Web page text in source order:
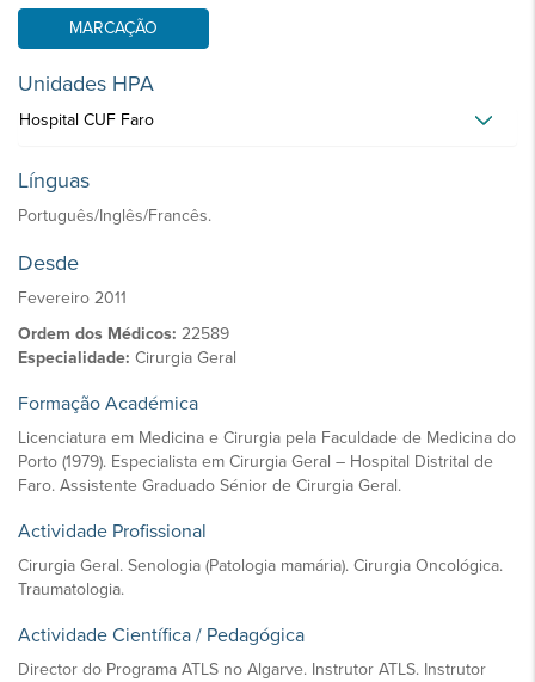
MARCAÇÃO
Unidades HPA
Hospital CUF Faro
Línguas
Português/Inglês/Francês.
Desde
Fevereiro 2011
Ordem dos Médicos: 22589
Especialidade: Cirurgia Geral
Formação Académica
Licenciatura em Medicina e Cirurgia pela Faculdade de Medicina do
Porto (1979). Especialista em Cirurgia Geral – Hospital Distrital de
Faro. Assistente Graduado Sénior de Cirurgia Geral.
Actividade Profissional
Cirurgia Geral. Senologia (Patologia mamária). Cirurgia Oncológica.
Traumatologia.
Actividade Científica / Pedagógica
Director do Programa ATLS no Algarve. Instrutor ATLS. Instrutor